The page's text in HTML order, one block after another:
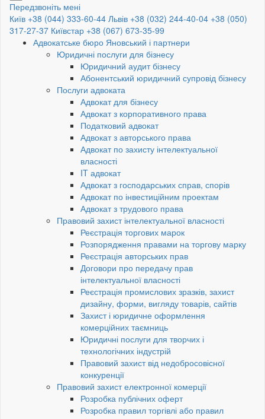
Передзвоніть мені
Київ +38 (044) 333-60-44 Львів +38 (032) 244-40-04 +38 (050)
317-27-37 Київстар +38 (067) 673-35-99
Адвокатське бюро Яновський і партнери
Юридичні послуги для бізнесу
Юридичний аудит бізнесу
Абонентський юридичний супровід бізнесу
Послуги адвоката
Адвокат для бізнесу
Адвокат з корпоративного права
Податковий адвокат
Адвокат з авторського права
Адвокат по захисту інтелектуальної
власності
IT адвокат
Адвокат з господарських справ, спорів
Адвокат по інвестиційним проектам
Адвокат з трудового права
Правовий захист інтелектуальної власності
Реєстрація торгових марок
Розпорядження правами на торгову марку
Реєстрація авторських прав
Договори про передачу прав
інтелектуальної власності
Реєстрація промислових зразків, захист
дизайну, форми, вигляду товарів, сайтів
Захист і юридичне оформлення
комерційних таємниць
Юридичні послуги для творчих і
технологічних індустрій
Правовий захист від недобросовісної
конкуренції
Правовий захист електронної комерції
Розробка публічних оферт
Розробка правил торгівлі або правил